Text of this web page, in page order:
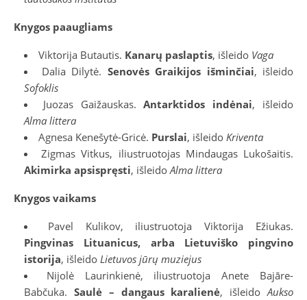
Knygos paaugliams
Viktorija Butautis. Kanarų paslaptis, išleido Vaga
Dalia Dilytė. Senovės Graikijos išminčiai, išleido
Sofoklis
Juozas Gaižauskas.Antarktidos indėnai, išleido
Alma littera
Agnesa Kenešytė-Gricė. Purslai, išleido Kriventa
Zigmas Vitkus, iliustruotojas Mindaugas Lukošaitis.
Akimirka apsispręsti, išleido Alma littera
Knygos vaikams
Pavel Kulikov, iliustruotoja Viktorija Ežiukas.
Pingvinas Lituanicus, arba Lietuviško pingvino
istorija, išleido Lietuvos jūrų muziejus
Nijolė Laurinkienė, iliustruotoja Anete Bajāre-
Babčuka. Saulė – dangaus karalienė, išleidoAukso